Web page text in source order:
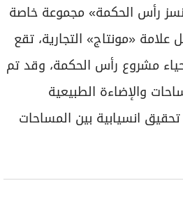
رأس الحكمة» مجموعة خاصة
تحمل علامة «مونتاج» التجارية، تقع
مشروع رأس الحكمة، وقد تم
والإضاءة الطبيعية
انسيابية بين المساحات